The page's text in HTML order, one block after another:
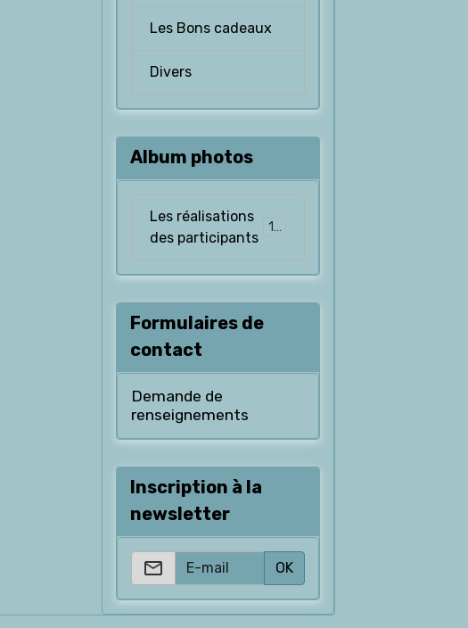
Les Bons cadeaux
Divers
Album photos
Les réalisations
des participants
126
Formulaires de
contact
Demande de
renseignements
Inscription à la
newsletter
OK